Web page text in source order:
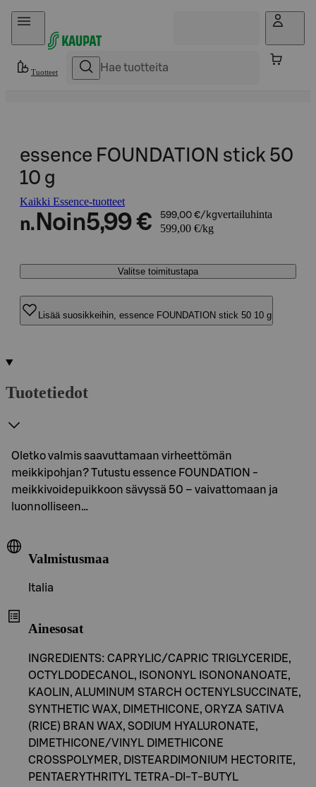
Hyppää sisältöön
Tuotteet
essence FOUNDATION stick 50
10 g
Kaikki Essence-tuotteet
n. Noin5,99 € 599,00 €/kgvertailuhinta
599,00 €/kg
Valitse toimitustapa
Lisää suosikkeihin, essence FOUNDATION stick 50 10 g
Tuotetiedot
Oletko valmis saavuttamaan virheettömän
meikkipohjan? Tutustu essence FOUNDATION -
meikkivoidepuikkoon sävyssä 50 – vaivattomaan ja
luonnolliseen…
Valmistusmaa
Italia
Ainesosat
INGREDIENTS: CAPRYLIC/CAPRIC TRIGLYCERIDE,
OCTYLDODECANOL, ISONONYL ISONONANOATE,
KAOLIN, ALUMINUM STARCH OCTENYLSUCCINATE,
SYNTHETIC WAX, DIMETHICONE, ORYZA SATIVA
(RICE) BRAN WAX, SODIUM HYALURONATE,
DIMETHICONE/VINYL DIMETHICONE
CROSSPOLYMER, DISTEARDIMONIUM HECTORITE,
PENTAERYTHRITYL TETRA-DI-T-BUTYL